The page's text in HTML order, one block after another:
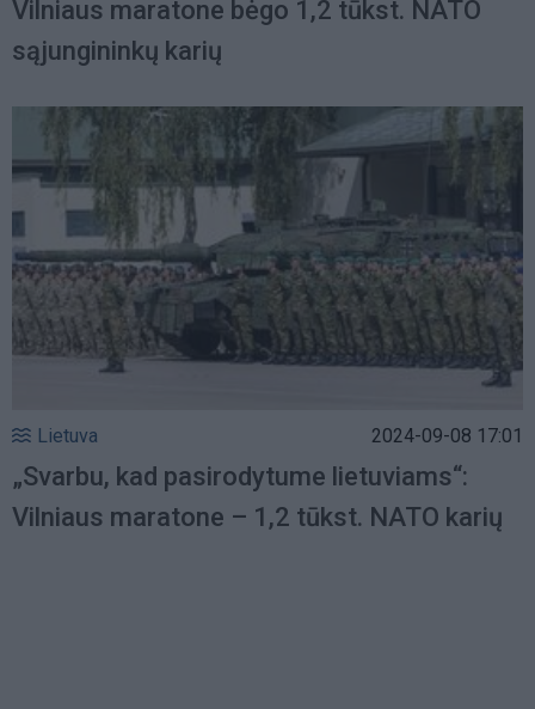
Vilniaus maratone bėgo 1,2 tūkst. NATO
sąjungininkų karių
Lietuva 2024-09-08 17:01
„Svarbu, kad pasirodytume lietuviams“:
Vilniaus maratone – 1,2 tūkst. NATO karių